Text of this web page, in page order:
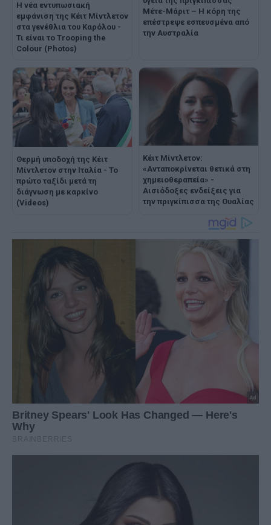
Η νέα εντυπωσιακή
εμφάνιση της Κέιτ Μίντλετον
στα γενέθλια του Καρόλου -
Τι είναι το Trooping the
Colour (Photos)
Μέτε-Μάριτ – Η κόρη της
επέστρεψε εσπευσμένα από
την Αυστραλία
Θερμή υποδοχή της Κέιτ
Μίντλετον στην Ιταλία - Το
πρώτο ταξίδι μετά τη
διάγνωση με καρκίνο
(Videos)
Κέιτ Μίντλετον:
«Ανταποκρίνεται θετικά στη
χημειοθεραπεία» -
Αισιόδοξες ενδείξεις για
την πριγκίπισσα της Ουαλίας